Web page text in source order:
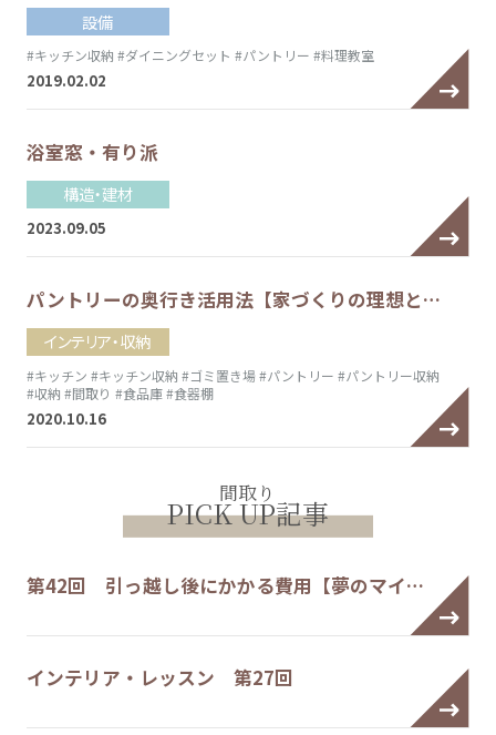
設備
#キッチン収納 #ダイニングセット #パントリー #料理教室
2019.02.02
浴室窓・有り派
構造・建材
2023.09.05
パントリーの奥行き活用法【家づくりの理想と…
インテリア・収納
#キッチン #キッチン収納 #ゴミ置き場#パントリー #パントリー収納
#収納 #間取り #食品庫#食器棚
2020.10.16
間取り
PICK UP記事
第42回 引っ越し後にかかる費用【夢のマイ…
インテリア・レッスン 第27回